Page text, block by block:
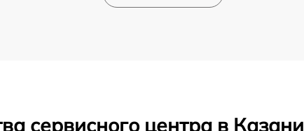
сервисного центра в Казани